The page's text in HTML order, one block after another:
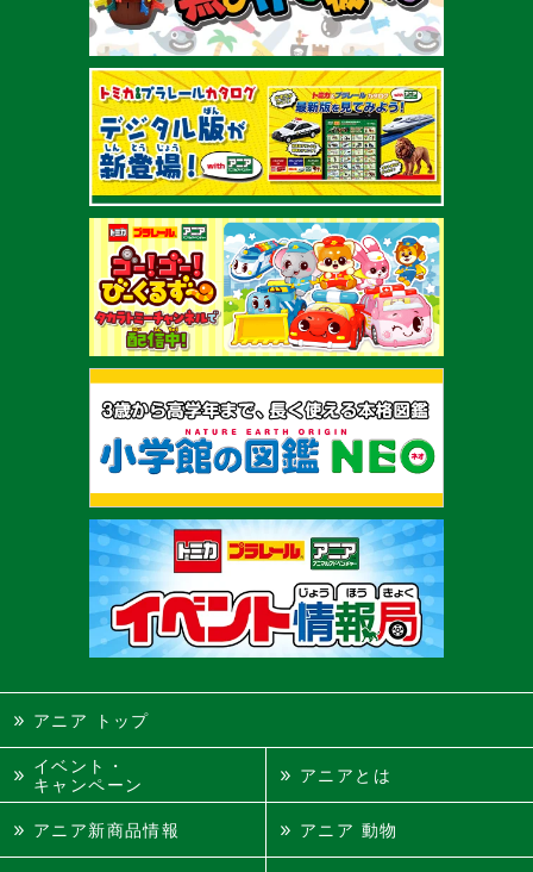
アニア トップ
イベント・
キャンペーン
アニアとは
アニア新商品情報 アニア 動物